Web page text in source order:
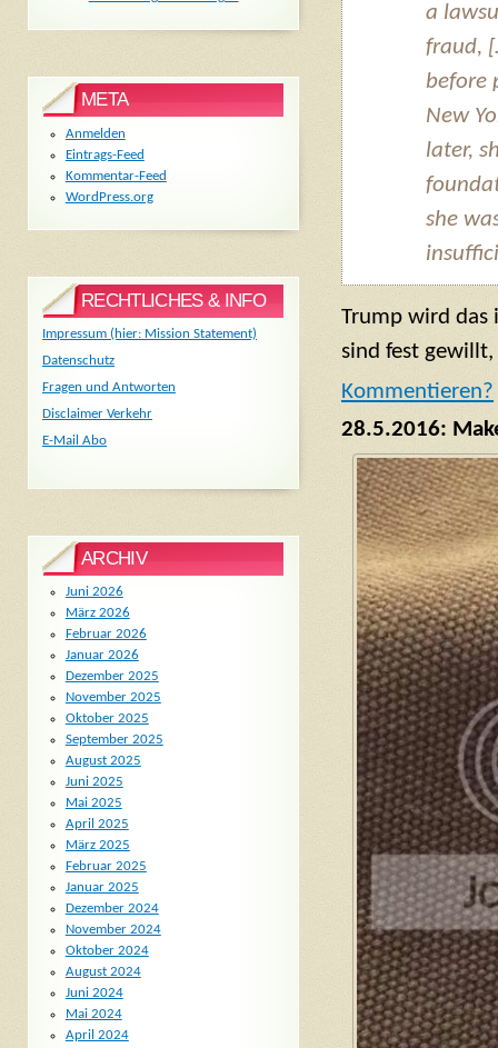
a
fraud,
before
New
later,
she
Trump wird das
sind fest
Kommentieren?
28.5.2016:
META
Anmelden
Eintrags-Feed
Kommentar-Feed
WordPress.org
RECHTLICHES & INFO
Impressum (hier: Mission Statement)
Datenschutz
Fragen und Antworten
Disclaimer Verkehr
E-Mail Abo
ARCHIV
Juni 2026
März 2026
Februar 2026
Januar 2026
Dezember 2025
November 2025
Oktober 2025
September 2025
August 2025
Juni 2025
Mai 2025
April 2025
März 2025
Februar 2025
Januar 2025
Dezember 2024
November 2024
Oktober 2024
August 2024
Juni 2024
Mai 2024
April 2024